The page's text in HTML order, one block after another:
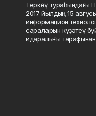
Теркәү тураһындағы
2017 йылдың 15
информацион
сараларын күҙәтеү
идаралығы